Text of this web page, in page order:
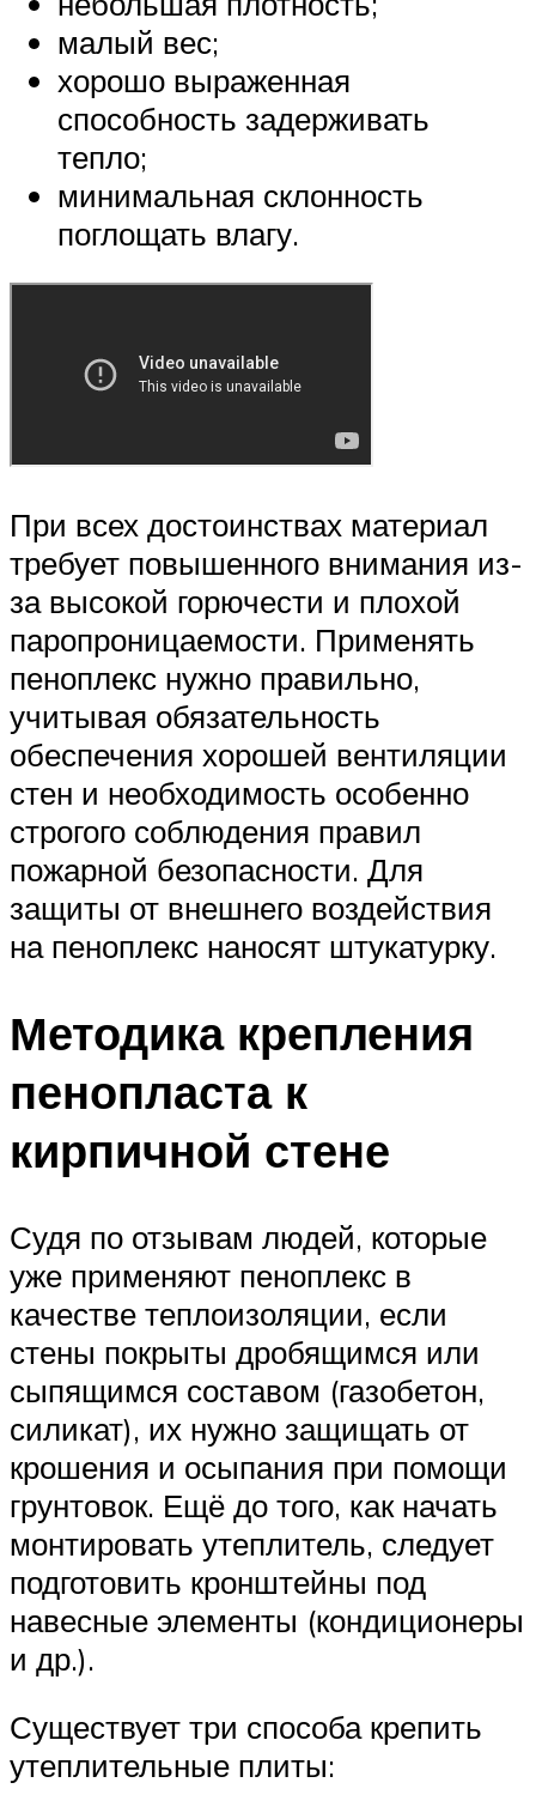
малый вес;
хорошо выраженная
способность задерживать
тепло;
минимальная склонность
поглощать влагу.
При всех достоинствах материал
требует повышенного внимания из-
за высокой горючести и плохой
паропроницаемости. Применять
пеноплекс нужно правильно,
учитывая обязательность
обеспечения хорошей вентиляции
стен и необходимость особенно
строгого соблюдения правил
пожарной безопасности. Для
защиты от внешнего воздействия
на пеноплекс наносят штукатурку.
Методика крепления
пенопласта к
кирпичной стене
Судя по отзывам людей, которые
уже применяют пеноплекс в
качестве теплоизоляции, если
стены покрыты дробящимся или
сыпящимся составом (газобетон,
силикат), их нужно защищать от
крошения и осыпания при помощи
грунтовок. Ещё до того, как начать
монтировать утеплитель, следует
подготовить кронштейны под
навесные элементы (кондиционеры
и др.).
Существует три способа крепить
утеплительные плиты: